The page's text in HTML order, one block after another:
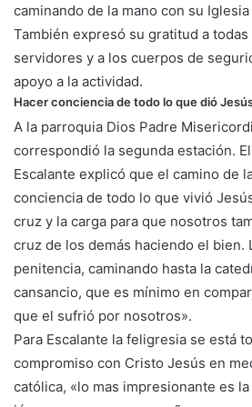
caminando de la mano con su
También expresó su gratitud a
servidores y a los cuerpos de
apoyo a la actividad.
Hacer conciencia de todo lo que dió
A la parroquia Dios Padre
correspondió la segunda estación.
Escalante explicó que el camino de
conciencia de todo lo que vivió
cruz y la carga para que nosotros
cruz de los demás haciendo el bien.
penitencia, caminando hasta la
cansancio, que es mínimo en
que el sufrió por nosotros».
Para Escalante la feligresia se está
compromiso con Cristo Jesús en
católica, «lo mas impresionante es